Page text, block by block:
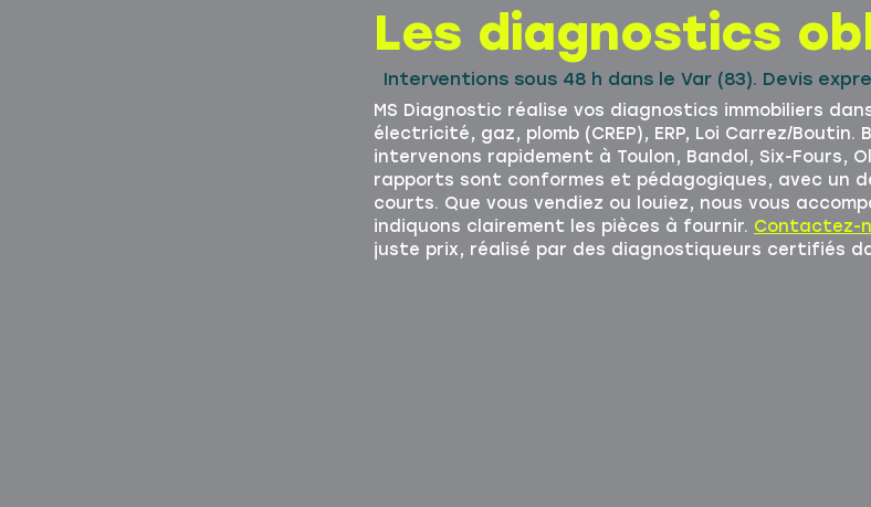
Les diagnostics
Interventions sous 48 h dans le Var (83). Devis
MS Diagnostic réalise vos diagnostics immobiliers
électricité, gaz, plomb (CREP), ERP, Loi Carrez/Boutin.
intervenons rapidement à Toulon, Bandol, Six-Fours,
rapports sont conformes et pédagogiques, avec un
courts. Que vous vendiez ou louiez, nous vous
indiquons clairement les pièces à fournir. Contactez-
juste prix, réalisé par des diagnostiqueurs certifiés